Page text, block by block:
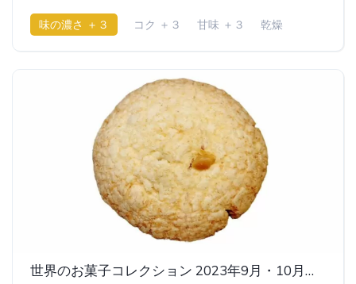
味の濃さ ＋３ コク ＋３ 甘味 ＋３ 乾燥
世界のお菓子コレクション 2023年9月・10月版（バイン・ハン・ニャン・ユア） ｜ベルン